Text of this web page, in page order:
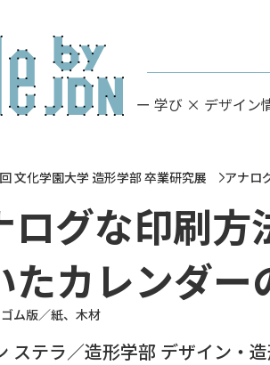
ー 学び × デザイン
文化学園大学 造形学部 卒業研究展 アナロ
ログな印刷
たカレンダー
ム版／紙、木材
ステラ／造形学部 デザイン・